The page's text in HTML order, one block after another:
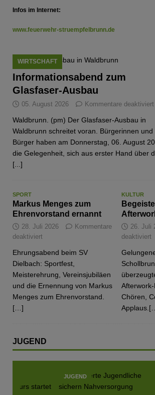
Infos im Internet:
www.feuerwehr-struempfelbrunn.de
Informationsabend zum
Glasfaser-Ausbau
WIRTSCHAFT
05. August 2026 Kommentare deaktiviert
Waldbrunn. (pm) Der Glasfaser-Ausbau in
Waldbrunn schreitet voran. Bürgerinnen und
Bürger haben am Donnerstag, 06. August
die Gelegenheit, sich aus erster Hand über
[...]
SPORT
Markus Menges zum
Ehrenvorstand ernannt
28. Juli 2026
Kommentare
deaktiviert
Ehrungsabend beim SV
Dielbach: Sportfest,
Meisterehrung, Vereinsjubiläen
und die Ernennung von Markus
Menges zum Ehrenvorstand.
[…]
KULTUR
26. Juli
deaktiviert
Chören,
JUGEND
JUGEND
JUGEND